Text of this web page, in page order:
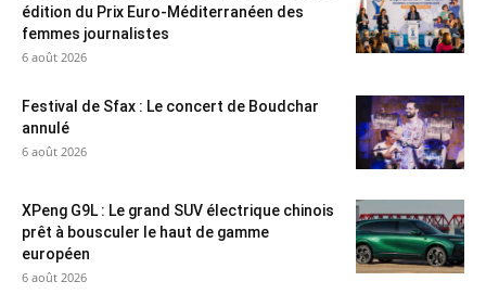
édition du Prix Euro-Méditerranéen des
femmes journalistes
6 août 2026
Festival de Sfax : Le concert de Boudchar
annulé
6 août 2026
XPeng G9L : Le grand SUV électrique chinois
prêt à bousculer le haut de gamme
européen
6 août 2026